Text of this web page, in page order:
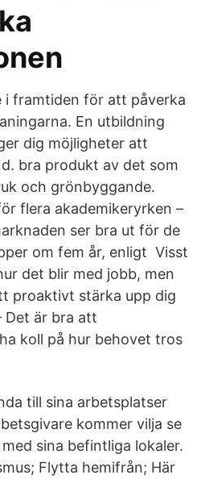
i framtiden för att påverka
En utbildning
dig möjligheter att
bra produkt av det som
och grönbyggande.
flera akademikeryrken –
ser bra ut för de
om fem år, enligt Visst
det blir med jobb, men
proaktivt stärka upp dig
Det är bra att
koll på hur behovet tros
till sina arbetsplatser
kommer vilja se
sina befintliga lokaler.
Flytta hemifrån; Här